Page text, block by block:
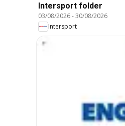
Intersport folder
03/08/2026-30/08/2026
Intersport